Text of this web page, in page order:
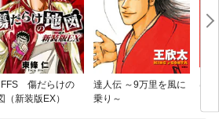
傷だらけの
（新装版EX）
達人伝 ～9万里を風に
乗り～
は